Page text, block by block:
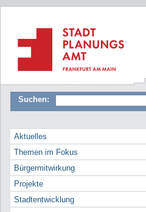
Suchen:
Aktuelles
Themen im Fokus
Bürgermitwirkung
Projekte
Stadtentwicklung